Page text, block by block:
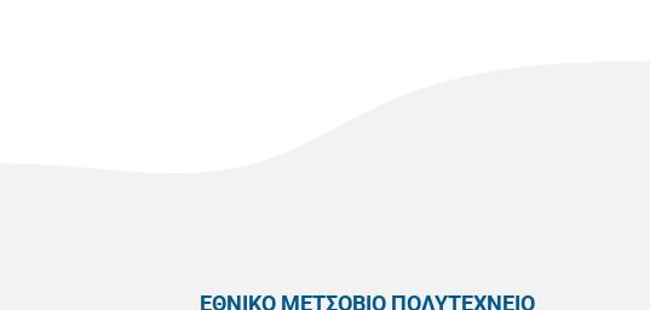
ΕΘΝΙΚΟ ΜΕΤΣΟΒΙΟ ΠΟΛΥΤΕΧΝΕΙΟ